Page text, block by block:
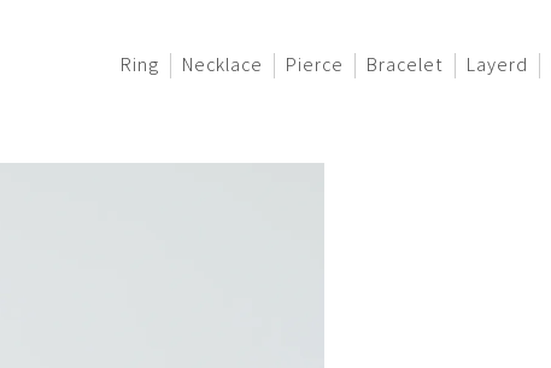
Ring Necklace Pierce Bracelet Layerd